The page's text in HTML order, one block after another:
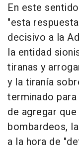
En este
"esta
decisivo a la
la entidad
tiranas y
y la tiranía
terminado
de agregar
bombardeos,
a la hora de